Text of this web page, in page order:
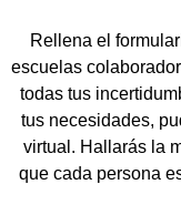
Rellena el
escuelas
todas tus
tus necesidades,
virtual. Hallarás la
que cada persona